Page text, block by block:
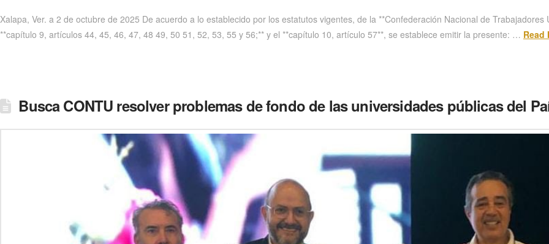
Xalapa, Ver. a 2 de octubre de 2025 De acuerdo a lo establecido por los estatutos vigentes, de la **Confederación Nacional de
**capítulo 9, artículos 44, 45, 46, 47, 48 49, 50 51, 52, 53, 55 y 56;** y el **capítulo 10, artículo 57**, se establece emitir la presente: … Read
Busca CONTU resolver problemas de fondo de las universidades públicas del